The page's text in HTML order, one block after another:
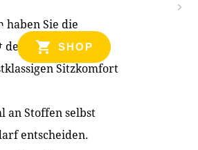
SHOP
haben Sie die
der Produkte zu
Sitzkomfort
an Stoffen selbst
entscheiden.